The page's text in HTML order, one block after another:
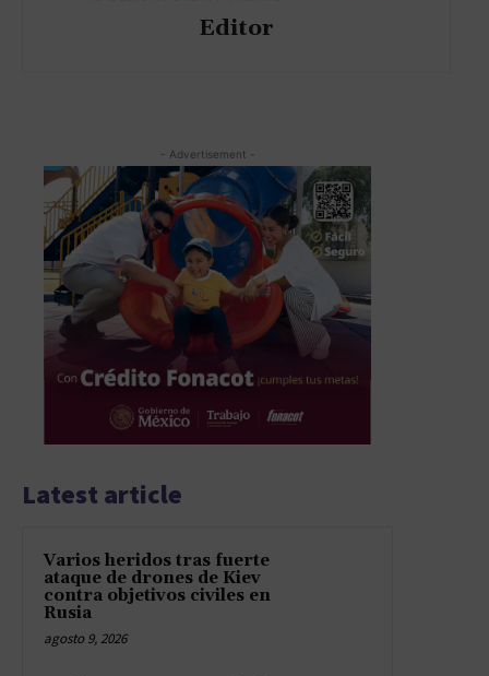
Editor
- Advertisement -
Latest article
Varios heridos tras fuerte
ataque de drones de Kiev
contra objetivos civiles en
Rusia
agosto 9, 2026